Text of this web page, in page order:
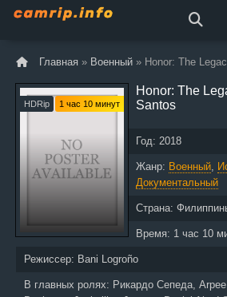
Главная » Военный » Honor: The
HDRip 1 час 10 минут
Honor: The
Santos
Год: 2018
Жанр: Военный,
Документальный
Страна:
Время: 1 час 10
Режиссер: Bani Logroño
В главных ролях: Рикардо Сепеда,